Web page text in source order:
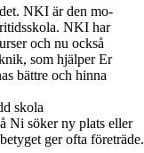
NKI är den mo-
NKI har
och nu också
som hjälper Er
bättre och hinna
skola
Ni söker ny plats eller
ger ofta företräde.